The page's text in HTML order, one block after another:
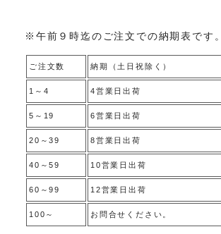
※午前９時迄のご注文での納期表です。
ご注文数 納期（土日祝除く）
1～4 4営業日出荷
5～19 6営業日出荷
20～39 8営業日出荷
40～59 10営業日出荷
60～99 12営業日出荷
100～ お問合せください。